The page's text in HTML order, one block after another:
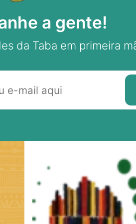
a gente!
da Taba em primeira